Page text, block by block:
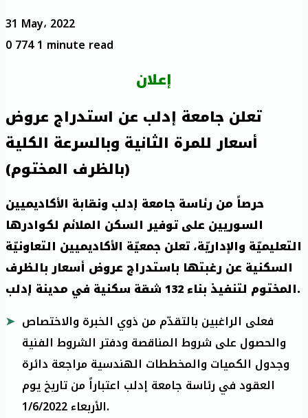
31 May، 2022
07741 minute read
إعلان
تعلن جامعة إدلب عن استدراج عروض
أسعار للمرة الثانية وبالسرعة الكلية
(بالظرف المختوم)
حرصاً من رئاسة جامعة إدلب ونقابة الأكاديميين
السوريين على توفير السكن الملائم لكوادرها
التعليميّة والإداريّة، تعلن جمعيّة الأكاديميين التعاونيّة
السكنية عن رغبتها باستدراج عروض أسعار بالظرف
المختوم لتنفيذ بناء 132 شقة سكنية في مدينة إدلب.
فعلى الراغبين بالتقدّم من ذوي الخبرة والاختصاص
والحصول على شروط المناقصة ودفتر الشروط الفنية
وجدول الكميات والمخططات الهندسية مراجعة دائرة
العقود في رئاسة جامعة إدلب اعتباراً من تاريخ يوم
الأربعاء 1/6/2022.